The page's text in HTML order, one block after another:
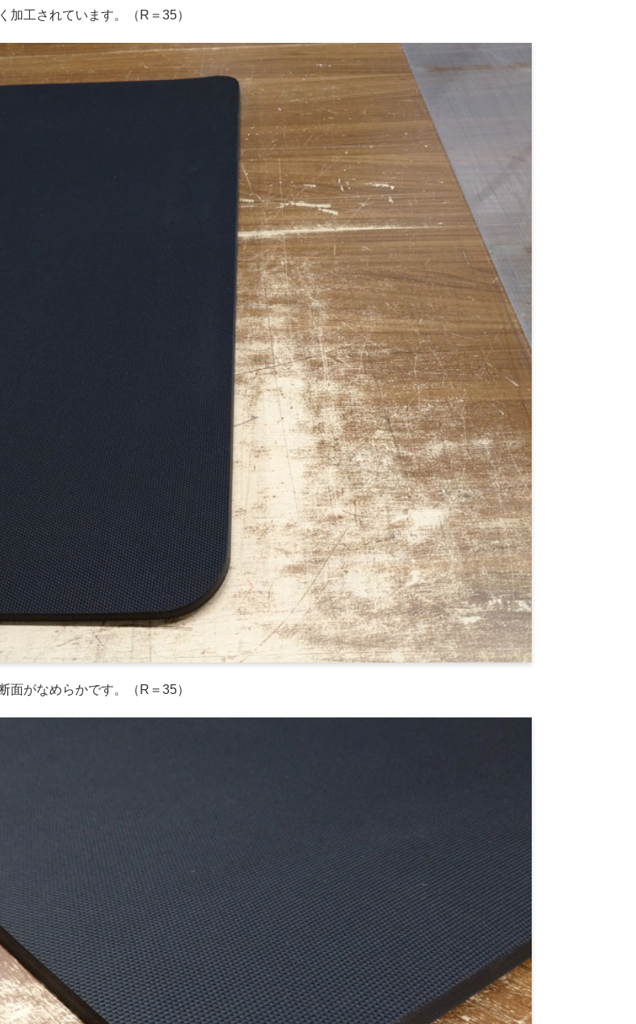
加工されています。（R＝35）
面がなめらかです。（R＝35）